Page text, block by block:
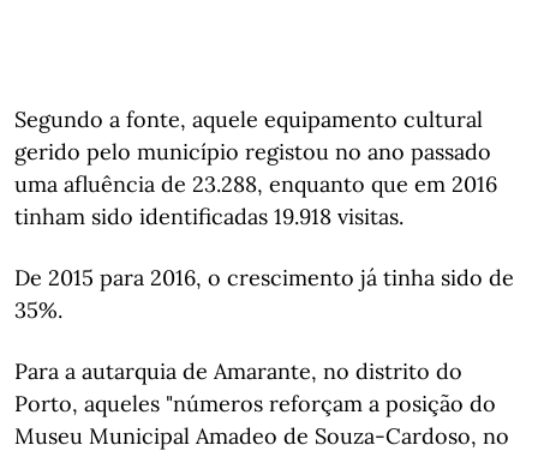
Segundo a fonte, aquele equipamento cultural
gerido pelo município registou no ano passado
uma afluência de 23.288, enquanto que em 2016
tinham sido identificadas 19.918 visitas.
De 2015 para 2016, o crescimento já tinha sido de
35%.
Para a autarquia de Amarante, no distrito do
Porto, aqueles "números reforçam a posição do
Museu Municipal Amadeo de Souza-Cardoso, no